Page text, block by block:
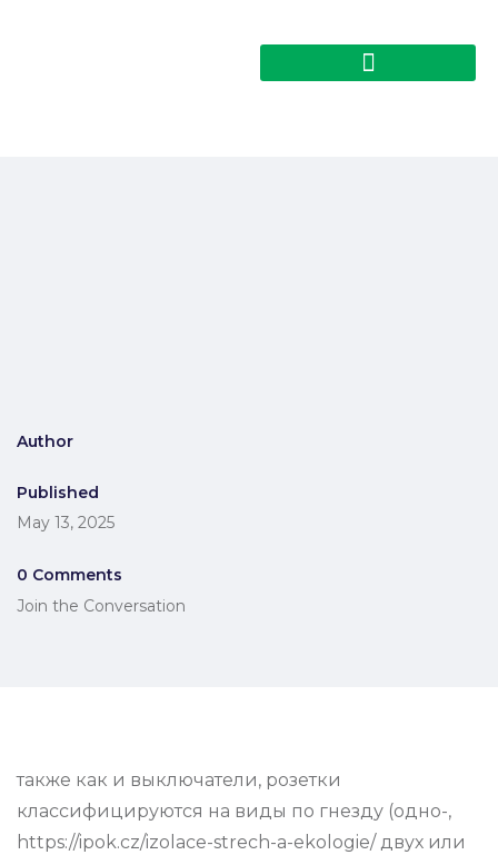
Author
Published
May 13, 2025
0 Comments
Join the Conversation
также как и выключатели, розетки
классифицируются на виды по гнезду (одно-,
https://ipok.cz/izolace-strech-a-ekologie/ двух или